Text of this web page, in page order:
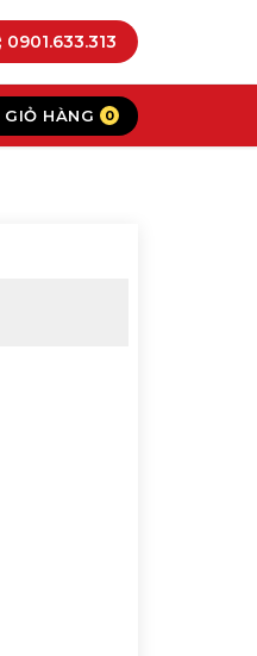
0901.633.313
GIỎ HÀNG 0